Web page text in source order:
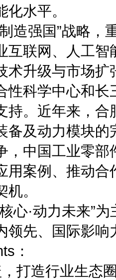
水平。
造强国”战略
互联网、人工
术升级与市场扩
性科学中心和
持。近年来，
备及动力模块
，中国工业零
用案例、推动
。
心·动力未来”
领先、国际影
：
打造行业生态